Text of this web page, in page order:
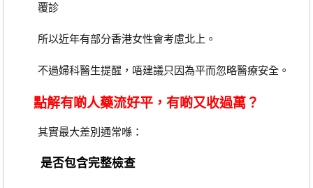
覆診
所以近年有部分香港女性會考慮北上。
不過婦科醫生提醒，唔建議只因為平而忽略醫療安全。
點解有啲人藥流好平，有啲又收過萬？
其實最大差別通常喺：
是否包含完整檢查